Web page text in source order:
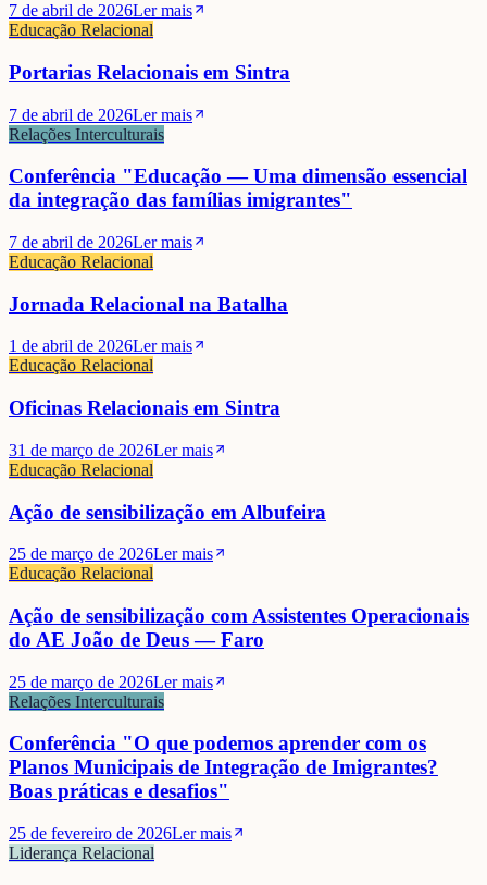
7 de abril de 2026Ler mais
Educação Relacional
Portarias Relacionais em Sintra
7 de abril de 2026Ler mais
Relações Interculturais
Conferência "Educação — Uma dimensão essencial
da integração das famílias imigrantes"
7 de abril de 2026Ler mais
Educação Relacional
Jornada Relacional na Batalha
1 de abril de 2026Ler mais
Educação Relacional
Oficinas Relacionais em Sintra
31 de março de 2026Ler mais
Educação Relacional
Ação de sensibilização em Albufeira
25 de março de 2026Ler mais
Educação Relacional
Ação de sensibilização com Assistentes Operacionais
do AE João de Deus — Faro
25 de março de 2026Ler mais
Relações Interculturais
Conferência "O que podemos aprender com os
Planos Municipais de Integração de Imigrantes?
Boas práticas e desafios"
25 de fevereiro de 2026Ler mais
Liderança Relacional